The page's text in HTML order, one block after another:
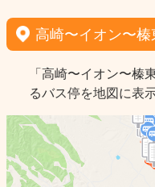
高崎〜イオン〜
「高崎〜イオン〜榛
るバス停を地図に表